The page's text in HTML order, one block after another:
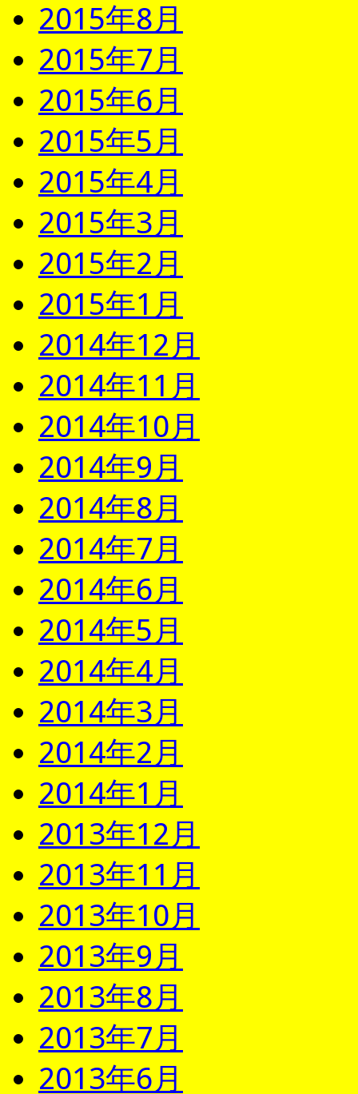
2015年8月
2015年7月
2015年6月
2015年5月
2015年4月
2015年3月
2015年2月
2015年1月
2014年12月
2014年11月
2014年10月
2014年9月
2014年8月
2014年7月
2014年6月
2014年5月
2014年4月
2014年3月
2014年2月
2014年1月
2013年12月
2013年11月
2013年10月
2013年9月
2013年8月
2013年7月
2013年6月